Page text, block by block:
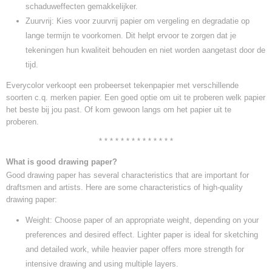
schaduweffecten gemakkelijker.
Zuurvrij: Kies voor zuurvrij papier om vergeling en degradatie op
lange termijn te voorkomen. Dit helpt ervoor te zorgen dat je
tekeningen hun kwaliteit behouden en niet worden aangetast door de
tijd.
Everycolor verkoopt een probeerset tekenpapier met verschillende
soorten c.q. merken papier. Een goed optie om uit te proberen welk papier
het beste bij jou past. Of kom gewoon langs om het papier uit te
proberen.
* * * * * * * * * * * * * *
What is good drawing paper?
Good drawing paper has several characteristics that are important for
draftsmen and artists. Here are some characteristics of high-quality
drawing paper:
Weight: Choose paper of an appropriate weight, depending on your
preferences and desired effect. Lighter paper is ideal for sketching
and detailed work, while heavier paper offers more strength for
intensive drawing and using multiple layers.